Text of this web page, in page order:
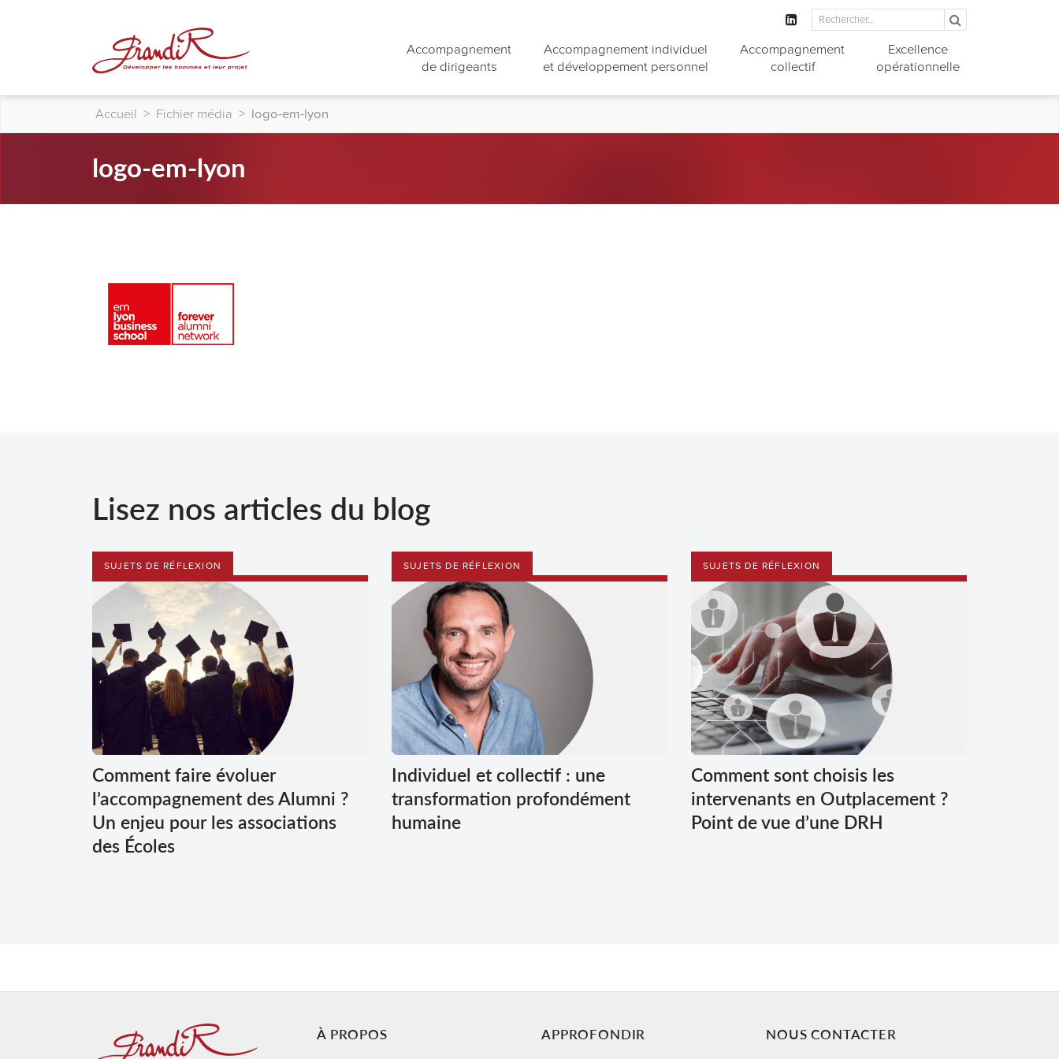
Accompagnement
de dirigeants
Accompagnement individuel
et développement personnel
Accompagnement
collectif
Excellence
opérationnelle
Accueil > Fichier média > logo-em-lyon
logo-em-lyon
Lisez nos articles du blog
SUJETS DE RÉFLEXION
Comment faire évoluer
l’accompagnement des Alumni ?
Un enjeu pour les associations
des Écoles
SUJETS DE RÉFLEXION
Individuel et collectif : une
transformation profondément
humaine
SUJETS DE RÉFLEXION
Comment sont choisis les
intervenants en Outplacement ?
Point de vue d’une DRH
À PROPOS APPROFONDIR NOUS CONTACTER